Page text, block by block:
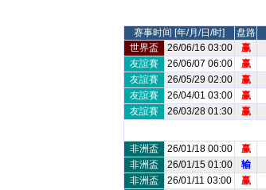
赛事时间 [年/月/日/时]
盘路
世界盃
26/06/16 03:00 赢
友誼賽
26/06/07 06:00 赢
友誼賽
26/05/29 02:00 赢
友誼賽
26/04/01 03:00 赢
友誼賽
26/03/28 01:30 赢
非洲盃 26/01/18 00:00 赢
非洲盃
26/01/15 01:00 输
非洲盃
26/01/11 03:00 赢